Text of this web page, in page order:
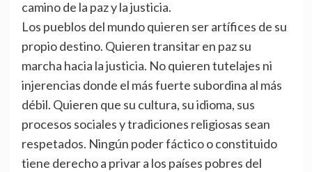
camino de la paz y la justicia.
Los pueblos del mundo quieren ser artífices de su
propio destino. Quieren transitar en paz su
marcha hacia la justicia. No quieren tutelajes ni
injerencias donde el más fuerte subordina al más
débil. Quieren que su cultura, su idioma, sus
procesos sociales y tradiciones religiosas sean
respetados. Ningún poder fáctico o constituido
tiene derecho a privar a los países pobres del